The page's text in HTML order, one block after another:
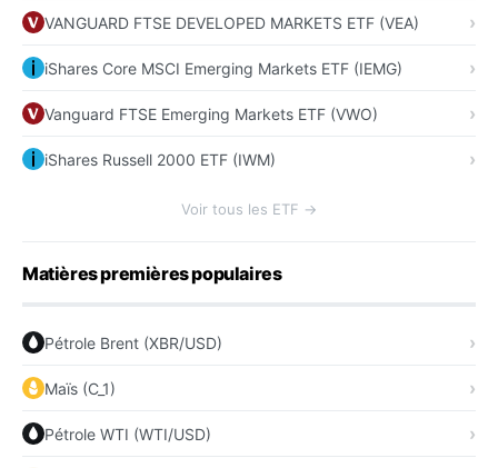
VANGUARD FTSE DEVELOPED MARKETS ETF (VEA)
iShares Core MSCI Emerging Markets ETF (IEMG)
Vanguard FTSE Emerging Markets ETF (VWO)
iShares Russell 2000 ETF (IWM)
Voir tous les ETF →
Matières premières populaires
Pétrole Brent (XBR/USD)
Maïs (C_1)
Pétrole WTI (WTI/USD)